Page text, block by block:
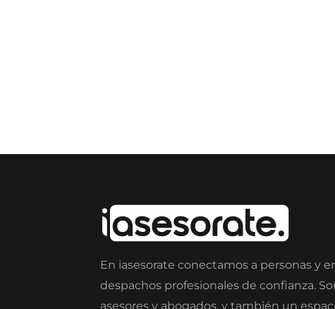
En iasesorate conectamos a personas y
despachos profesionales de confianza.
asesores y abogados, y también un